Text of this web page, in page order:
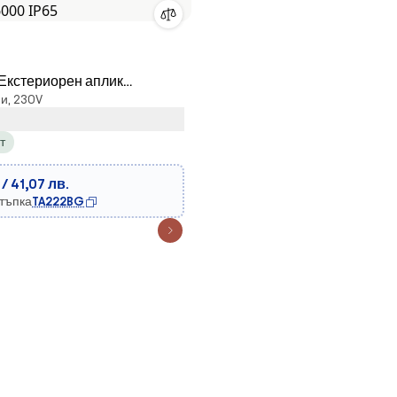
аплик
20W/230V
230V
/ 41,07 лв.
TA222BG